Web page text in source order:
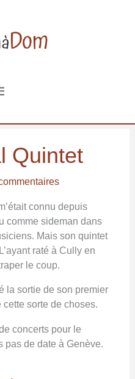
Quintet
connu depuis
comme sideman dans
Mais son quintet
raté à Cully en
le coup.
la sortie de son premier
sorte de choses.
concerts pour le
de date à Genève.